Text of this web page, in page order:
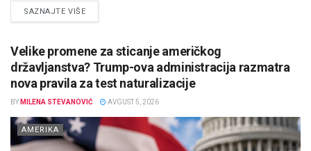
SAZNAJTE VIŠEDETAILS
Velike promene za sticanje američkog
državljanstva? Trump-ova administracija razmatra
nova pravila za test naturalizacije
BY MILENA STEVANOVIĆ AVGUST 5, 2026
AMERIKA